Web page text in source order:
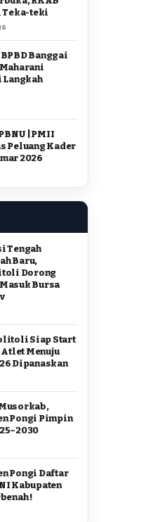
Teka-teki
Banggai
Langkah
| PMII
Peluang Kader
2026
Tengah
Baru,
Dorong
Bursa
Siap Start
Atlet Menuju
Dipanaskan
Pongi Pimpin
Pongi Daftar
Kabupaten
!